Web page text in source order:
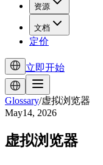
资源
文档
定价
立即开始
Glossary/虚拟浏览器
May14, 2026
虚拟浏览器